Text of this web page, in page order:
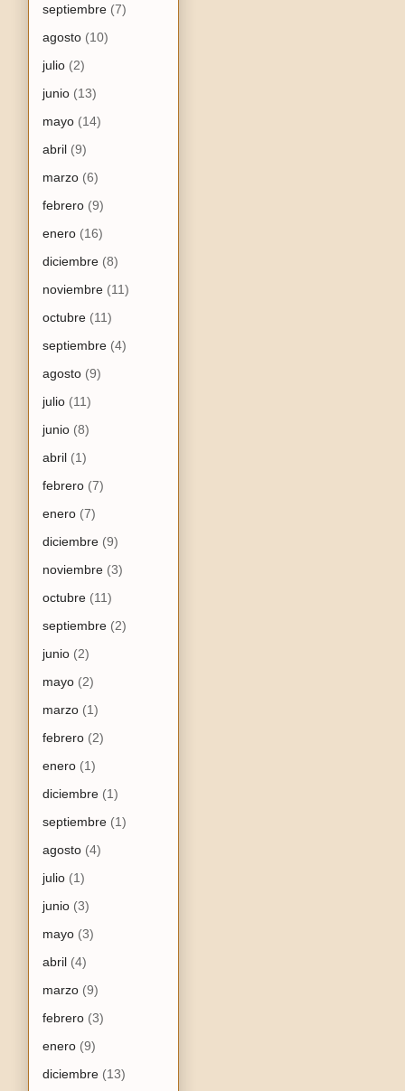
septiembre (7)
agosto (10)
julio (2)
junio (13)
mayo (14)
abril (9)
marzo (6)
febrero (9)
enero (16)
diciembre (8)
noviembre (11)
octubre (11)
septiembre (4)
agosto (9)
julio (11)
junio (8)
abril (1)
febrero (7)
enero (7)
diciembre (9)
noviembre (3)
octubre (11)
septiembre (2)
junio (2)
mayo (2)
marzo (1)
febrero (2)
enero (1)
diciembre (1)
septiembre (1)
agosto (4)
julio (1)
junio (3)
mayo (3)
abril (4)
marzo (9)
febrero (3)
enero (9)
diciembre (13)